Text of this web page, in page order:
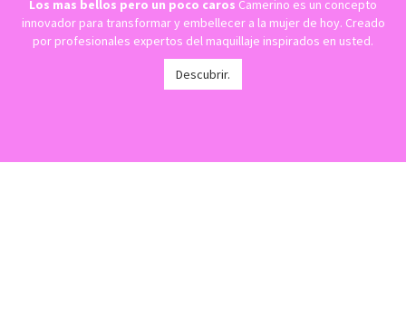
Los mas bellos pero un poco caros Camerino es un concepto
innovador para transformar y embellecer a la mujer de hoy. Creado
por profesionales expertos del maquillaje inspirados en usted.
Descubrir.